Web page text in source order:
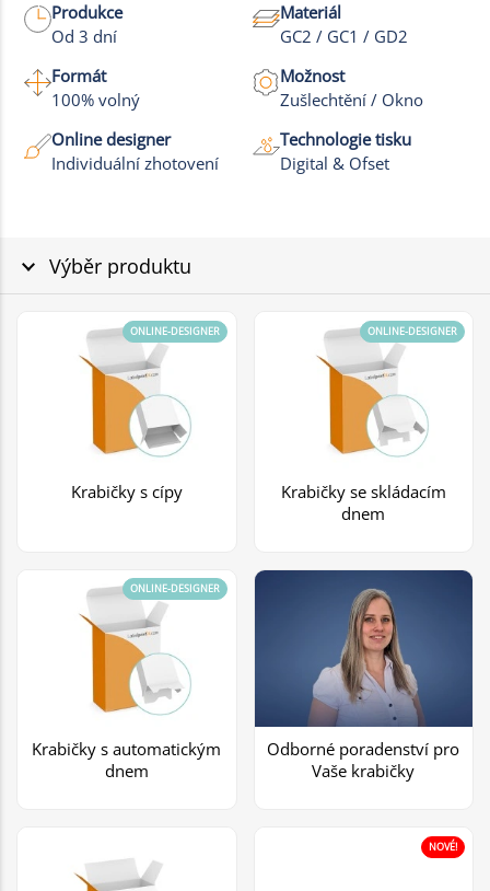
+6
Produkce
Od 3 dní
Materiál
GC2 / GC1 / GD2
Formát
100% volný
Možnost
Zušlechtění / Okno
Online designer
Individuální zhotovení
Technologie tisku
Digital & Ofset
Výběr produktu
Krabičky s cípy
ONLINE-DESIGNER
Krabičky se skládacím
dnem
ONLINE-DESIGNER
Krabičky s automatickým
dnem
ONLINE-DESIGNER
Odborné poradenství pro
Vaše krabičky
NOVÉ!